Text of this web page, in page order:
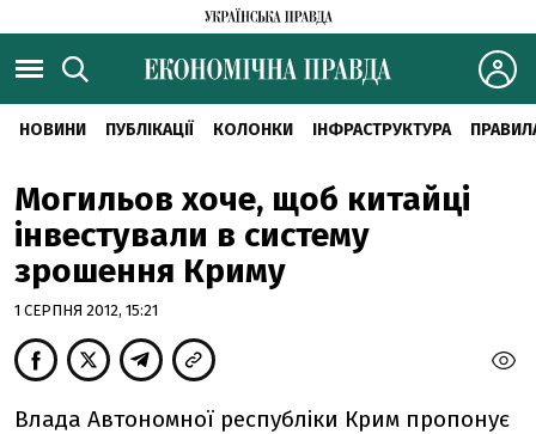
НОВИНИ ПУБЛІКАЦІЇ КОЛОНКИ ІНФРАСТРУКТУРА
Могильов хоче, щоб китайці
інвестували в систему
зрошення Криму
1 СЕРПНЯ 2012, 15:21
Влада Автономної республіки Крим пропонує